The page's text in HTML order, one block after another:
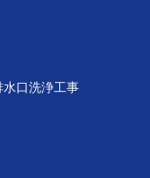
口洗浄工事